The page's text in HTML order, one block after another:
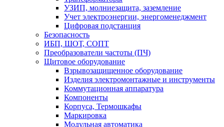
УЗИП, молниезащита, заземление
Учет электроэнергии, энергоменеджмент
Цифровая подстанция
Безопасность
ИБП, ШОТ, СОПТ
Преобразователи частоты (ПЧ)
Щитовое оборудование
Взрывозащищенное оборудование
Изделия электромонтажные и инструменты
Коммутационная аппаратура
Компоненты
Корпуса, Термошкафы
Маркировка
Модульная автоматика